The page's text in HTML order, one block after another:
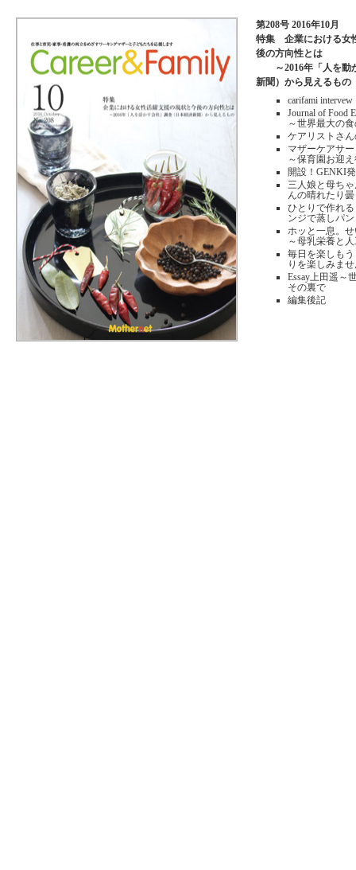
第208号 2016年10月
特集 企業における女
後の方向性とは
～2016年「人を動
新聞）から見えるもの
carifami intervew
Journal of
～世界最大の
ケアリストさ
マザーケアサ
～保育園お迎
開設！
三人娘と母ち
んの晴れた
ひとりで作れ
ンジで蒸しパ
ホッと一息。
～母乳栄養と
毎日を楽しも
りを楽しみま
Essay上田遥～
その裏で
編集後記